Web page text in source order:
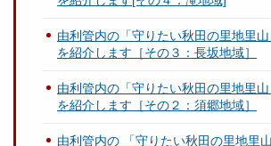
由利管内の「守りたい秋田の里地里
を紹介します［その３：長坂地域］
由利管内の「守りたい秋田の里地里
を紹介します［その２：須郷地域］
由利管内の 「守りたい秋田の里地里